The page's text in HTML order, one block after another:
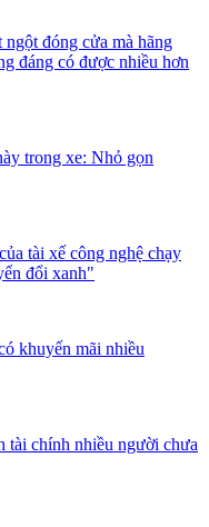
đóng cửa mà hãng
đáng có được nhiều hơn
trong xe: Nhỏ gọn
tài xế công nghệ chạy
đổi xanh"
khuyến mãi nhiều
tài chính nhiều người chưa